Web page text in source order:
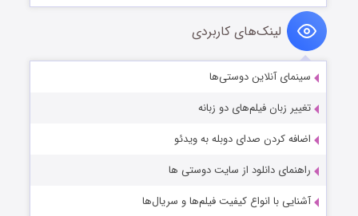
لینک‌های کاربردی
سینمای آنلاین دوستی‌ها
تغییر زبان فیلم‌های دو زبانه
اضافه کردن صدای دوبله به ویدئو
راهنمای دانلود از سایت دوستی ها
آشنایی با انواع کیفیت فیلم‌ها و سریال‌ها